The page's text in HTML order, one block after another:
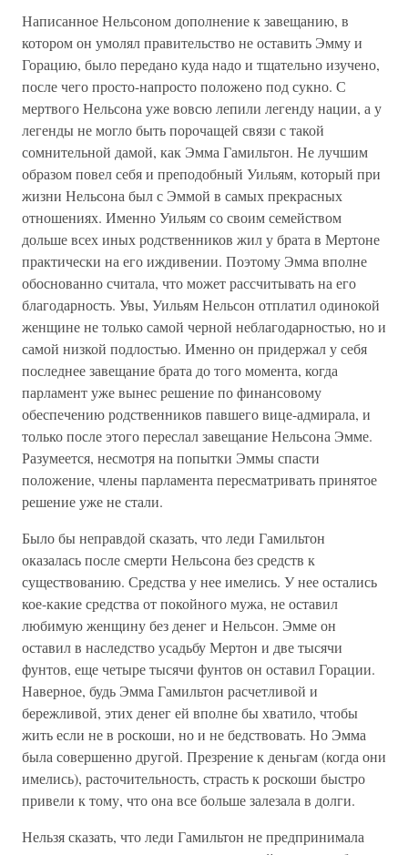
Написанное Нельсоном дополнение к завещанию, в
котором он умолял правительство не оставить Эмму и
Горацию, было передано куда надо и тщательно изучено,
после чего просто-напросто положено под сукно. С
мертвого Нельсона уже вовсю лепили легенду нации, а у
легенды не могло быть порочащей связи с такой
сомнительной дамой, как Эмма Гамильтон. Не лучшим
образом повел себя и преподобный Уильям, который при
жизни Нельсона был с Эммой в самых прекрасных
отношениях. Именно Уильям со своим семейством
дольше всех иных родственников жил у брата в Мертоне
практически на его иждивении. Поэтому Эмма вполне
обоснованно считала, что может рассчитывать на его
благодарность. Увы, Уильям Нельсон отплатил одинокой
женщине не только самой черной неблагодарностью, но и
самой низкой подлостью. Именно он придержал у себя
последнее завещание брата до того момента, когда
парламент уже вынес решение по финансовому
обеспечению родственников павшего вице-адмирала, и
только после этого переслал завещание Нельсона Эмме.
Разумеется, несмотря на попытки Эммы спасти
положение, члены парламента пересматривать принятое
решение уже не стали.
Было бы неправдой сказать, что леди Гамильтон
оказалась после смерти Нельсона без средств к
существованию. Средства у нее имелись. У нее остались
кое-какие средства от покойного мужа, не оставил
любимую женщину без денег и Нельсон. Эмме он
оставил в наследство усадьбу Мертон и две тысячи
фунтов, еще четыре тысячи фунтов он оставил Горации.
Наверное, будь Эмма Гамильтон расчетливой и
бережливой, этих денег ей вполне бы хватило, чтобы
жить если не в роскоши, но и не бедствовать. Но Эмма
была совершенно другой. Презрение к деньгам (когда они
имелись), расточительность, страсть к роскоши быстро
привели к тому, что она все больше залезала в долги.
Нельзя сказать, что леди Гамильтон не предпринимала